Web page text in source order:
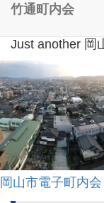
Just another 岡
竹通町内会
岡山市電子町内